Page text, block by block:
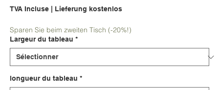
TVA Incluse Lieferung kostenlos
Sparen Sie beim zweiten Tisch (-20%!)
Largeur du tableau *
longueur du tableau *